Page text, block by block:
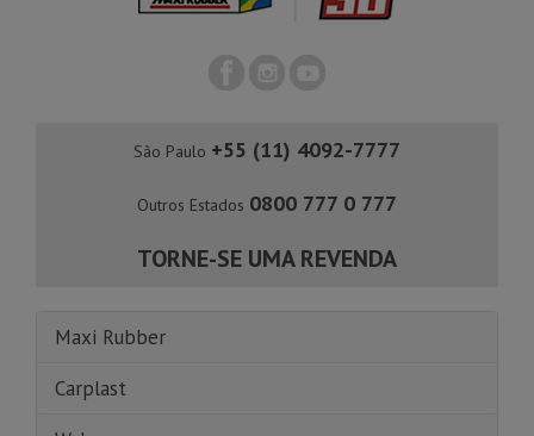
São Paulo +55 (11) 4092-7777
Outros Estados 0800 777 0 777
TORNE-SE UMA REVENDA
Maxi Rubber
Carplast